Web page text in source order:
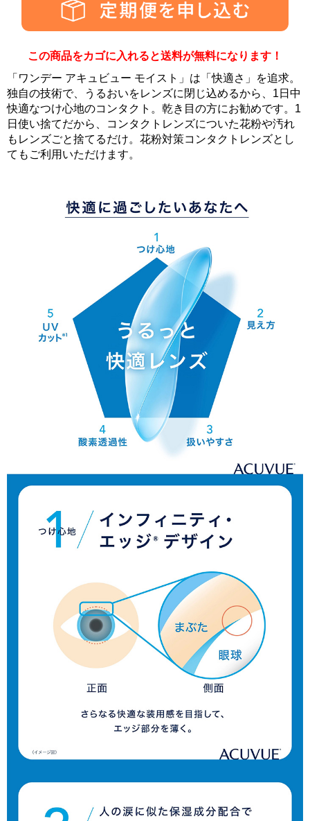
この商品をカゴに入れると送料が無料になります！
「ワンデー アキュビュー モイスト」は「快適さ」を追求。
独自の技術で、うるおいをレンズに閉じ込めるから、1日中
快適なつけ心地のコンタクト。乾き目の方にお勧めです。1
日使い捨てだから、コンタクトレンズについた花粉や汚れ
もレンズごと捨てるだけ。花粉対策コンタクトレンズとし
てもご利用いただけます。